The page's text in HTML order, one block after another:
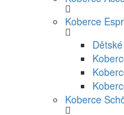
Koberce
Koberce